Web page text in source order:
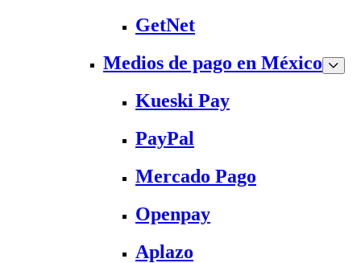
GetNet
Medios de pago en México
Kueski Pay
PayPal
Mercado Pago
Openpay
Aplazo